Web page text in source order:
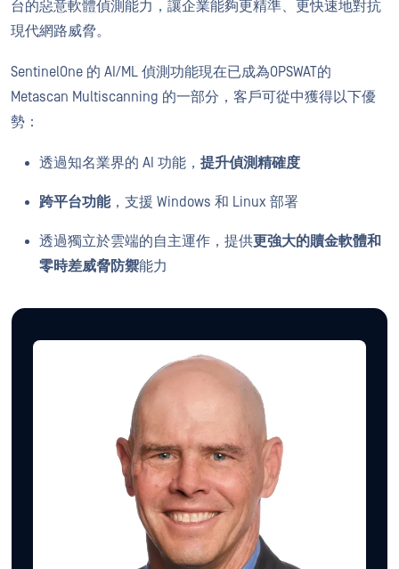
台的惡意軟體偵測能力，讓企業能夠更精準、更快速地對抗
現代網路威脅。
SentinelOne 的 AI/ML 偵測功能現在已成為OPSWAT的
Metascan Multiscanning 的一部分，客戶可從中獲得以下優
勢：
透過知名業界的 AI 功能， 提升偵測精確度
跨平台功能，支援 Windows 和 Linux 部署
透過獨立於雲端的自主運作，提供更強大的贖金軟體和
零時差威脅防禦能力